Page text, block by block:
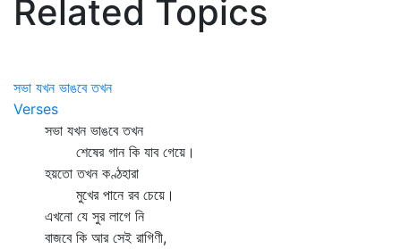
Related Topics
সভা যখন ভাঙবে তখন
Verses
সভা যখন ভাঙবে তখন
শেষের গান কি যাব গেয়ে।
হয়তো তখন কণ্ঠহারা
মুখের পানে রব চেয়ে।
এখনো যে সুর লাগে নি
বাজবে কি আর সেই রাগিণী,